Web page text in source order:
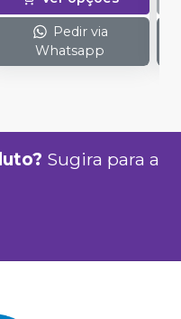
Pedir via
Whatsapp
Sugira para a